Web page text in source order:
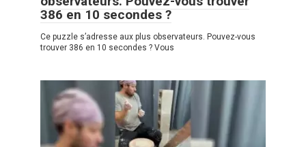
386 en 10 secondes ?
Ce puzzle s’adresse aux plus observateurs. Pouvez-vous
trouver 386 en 10 secondes ? Vous